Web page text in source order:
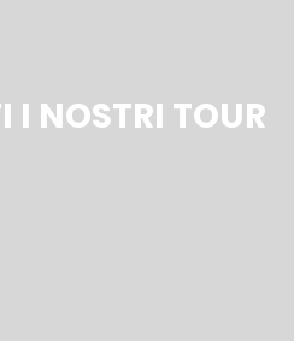
I NOSTRI TOUR